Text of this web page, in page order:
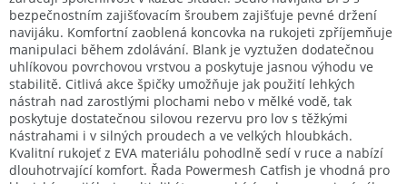
bezpečnostním zajišťovacím šroubem zajišťuje pevné držení
navijáku. Komfortní zaoblená koncovka na rukojeti zpříjemňuje
manipulaci během zdolávání. Blank je vyztužen dodatečnou
uhlíkovou povrchovou vrstvou a poskytuje jasnou výhodu ve
stabilitě. Citlivá akce špičky umožňuje jak použití lehkých
nástrah nad zarostlými plochami nebo v mělké vodě, tak
poskytuje dostatečnou silovou rezervu pro lov s těžkými
nástrahami i v silných proudech a ve velkých hloubkách.
Kvalitní rukojeť z EVA materiálu pohodlně sedí v ruce a nabízí
dlouhotrvající komfort. Řada Powermesh Catfish je vhodná pro